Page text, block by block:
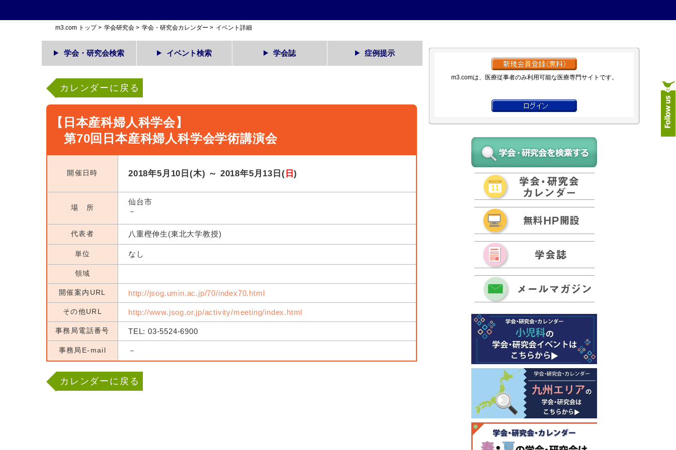
m3.com トップ> 学会研究会 > 学会・研究会カレンダー > イベント詳細
学会・研究会検索 イベント検索 学会誌 症例提示
カレンダーに戻る
【日本産科婦人科学会】
第70回日本産科婦人科学会学術講演会
開催日時 2018年5月10日(木) ～ 2018年5月13日( 日)
場 所
仙台市
－
代表者 八重樫伸生(東北大学教授)
単位 なし
領域
開催案内URL http://jsog.umin.ac.jp/70/index70.html
その他URL http://www.jsog.or.jp/activity/meeting/index.html
事務局電話番号 TEL: 03-5524-6900
事務局E-mail －
カレンダーに戻る
m3.comは、医療従事者のみ利用可能な医療専門サイトです。